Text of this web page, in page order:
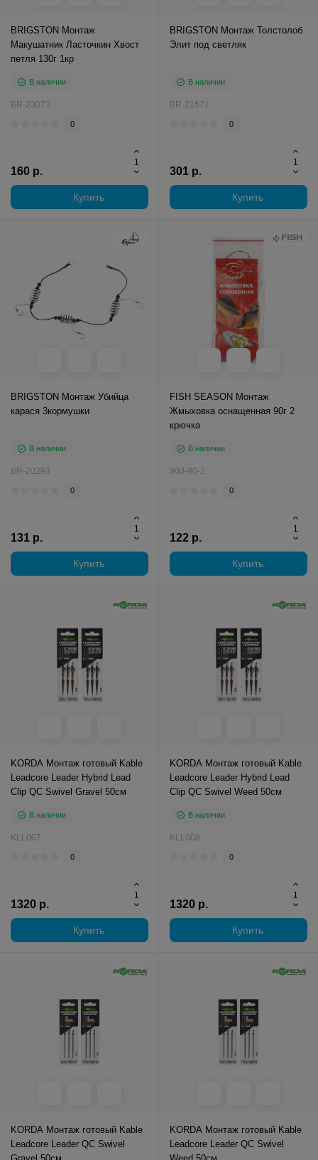
BRIGSTON Монтаж
Макушатник Ласточкин Хвост
петля 130г 1кр
В наличии
BR-23073
0
160 р.
Купить
BRIGSTON Монтаж Толстолоб
Элит под светляк
В наличии
BR-21571
0
301 р.
Купить
BRIGSTON Монтаж Убийца
карася 3кормушки
В наличии
BR-20293
0
131 р.
Купить
FISH SEASON Монтаж
Жмыховка оснащенная 90г 2
крючка
В наличии
ЖМ-90-2
0
122 р.
Купить
KORDA Монтаж готовый Kable
Leadcore Leader Hybrid Lead
Clip QC Swivel Gravel 50см
В наличии
KLL007
0
1320 р.
Купить
KORDA Монтаж готовый Kable
Leadcore Leader Hybrid Lead
Clip QC Swivel Weed 50см
В наличии
KLL008
0
1320 р.
Купить
KORDA Монтаж готовый Kable
Leadcore Leader QC Swivel
KORDA Монтаж готовый Kable
Leadcore Leader QC Swivel